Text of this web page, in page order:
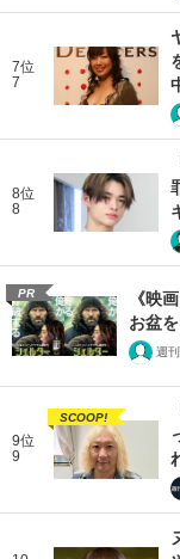
7位
7
8位
8
PR
《映
お盆
週
9位
9
SCOOP!